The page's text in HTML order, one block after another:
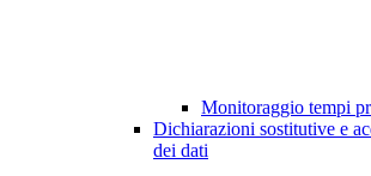
Monitoraggio tempi
Dichiarazioni sostitutive e
dei dati